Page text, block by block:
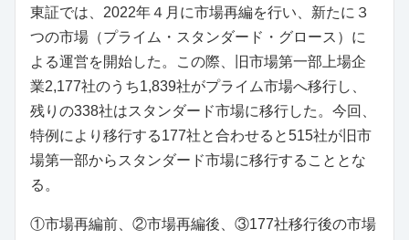
東証では、2022年４月に市場再編を行い、新たに３
つの市場（プライム・スタンダード・グロース）に
よる運営を開始した。この際、旧市場第一部上場企
業2,177社のうち1,839社がプライム市場へ移行し、
残りの338社はスタンダード市場に移行した。今回、
特例により移行する177社と合わせると515社が旧市
場第一部からスタンダード市場に移行することとな
る。
①市場再編前、②市場再編後、③177社移行後の市場